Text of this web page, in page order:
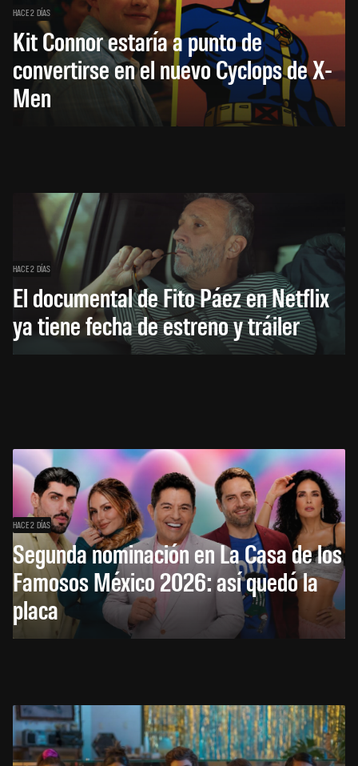
HACE 2 DÍAS
Kit Connor estaría a punto de
convertirse en el nuevo Cyclops de X-
Men
HACE 2 DÍAS
El documental de Fito Páez en Netflix
ya tiene fecha de estreno y tráiler
HACE 2 DÍAS
Segunda nominación en La Casa de los
Famosos México 2026: así quedó la
placa